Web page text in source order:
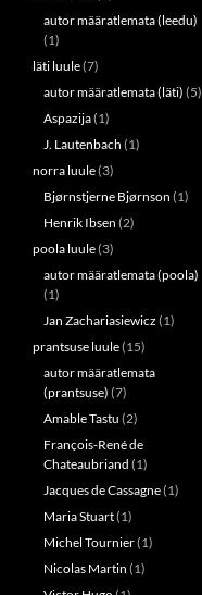
autor määratlemata (leedu)
(1)
läti luule(7)
autor määratlemata (läti) (5)
Aspazija(1)
J. Lautenbach (1)
norra luule(3)
Bjørnstjerne Bjørnson (1)
Henrik Ibsen (2)
poola luule(3)
autor määratlemata (poola)
(1)
Jan Zachariasiewicz (1)
prantsuse luule(15)
autor määratlemata
(prantsuse) (7)
Amable Tastu (2)
François-René de
Chateaubriand (1)
Jacques de Cassagne(1)
Maria Stuart(1)
Michel Tournier(1)
Nicolas Martin (1)